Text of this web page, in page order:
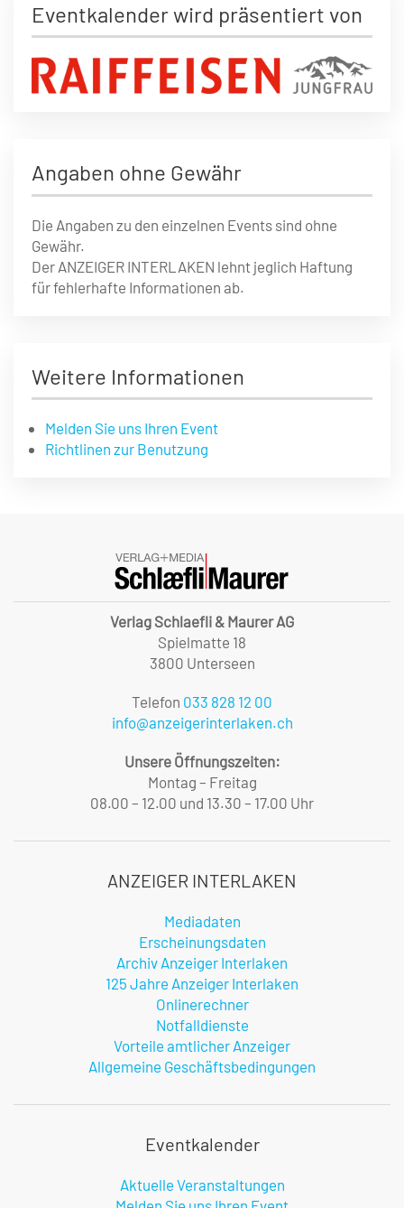
Eventkalender wird präsentiert von
Angaben ohne Gewähr
Die Angaben zu den einzelnen Events sind ohne
Gewähr.
Der ANZEIGER INTERLAKEN lehnt jeglich Haftung
für fehlerhafte Informationen ab.
Weitere Informationen
Melden Sie uns Ihren Event
Richtlinen zur Benutzung
Verlag Schlaefli & Maurer AG
Spielmatte 18
3800 Unterseen
Telefon 033 828 12 00
info@anzeigerinterlaken.ch
Unsere Öffnungszeiten:
Montag – Freitag
08.00 – 12.00 und 13.30 – 17.00 Uhr
ANZEIGER INTERLAKEN
Mediadaten
Erscheinungsdaten
Archiv Anzeiger Interlaken
125 Jahre Anzeiger Interlaken
Onlinerechner
Notfalldienste
Vorteile amtlicher Anzeiger
Allgemeine Geschäftsbedingungen
Eventkalender
Aktuelle Veranstaltungen